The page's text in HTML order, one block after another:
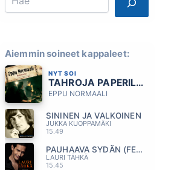
Aiemmin soineet kappaleet:
NYT SOI
TAHROJA PAPERILLA
EPPU NORMAALI
SININEN JA VALKOINEN
JUKKA KUOPPAMÄKI
15.49
PAUHAAVA SYDÄN (FEAT ELONKERJUU)
LAURI TÄHKÄ
15.45